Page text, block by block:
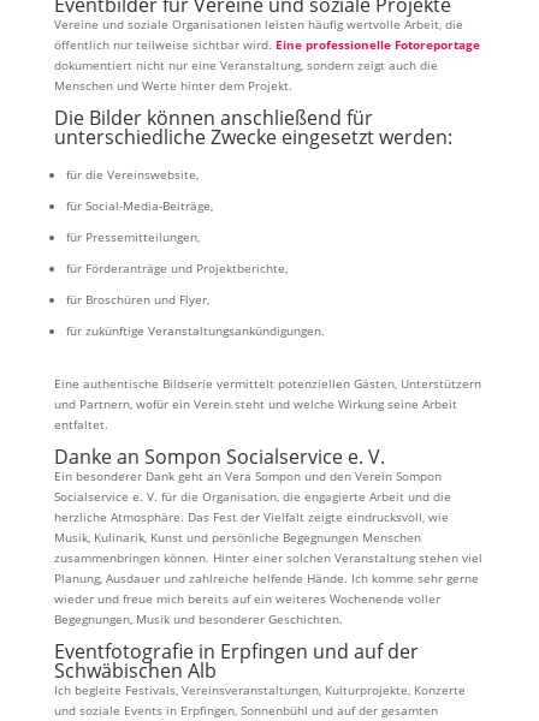
Eventbilder für Vereine und soziale Projekte
Vereine und soziale Organisationen leisten häufig wertvolle Arbeit, die
öffentlich nur teilweise sichtbar wird. Eine professionelle Fotoreportage
dokumentiert nicht nur eine Veranstaltung, sondern zeigt auch die
Menschen und Werte hinter dem Projekt.
Die Bilder können anschließend für
unterschiedliche Zwecke eingesetzt werden:
für die Vereinswebsite,
für Social-Media-Beiträge,
für Pressemitteilungen,
für Förderanträge und Projektberichte,
für Broschüren und Flyer,
für zukünftige Veranstaltungsankündigungen.
Eine authentische Bildserie vermittelt potenziellen Gästen, Unterstützern
und Partnern, wofür ein Verein steht und welche Wirkung seine Arbeit
entfaltet.
Danke an Sompon Socialservice e. V.
Ein besonderer Dank geht an Vera Sompon und den Verein Sompon
Socialservice e. V. für die Organisation, die engagierte Arbeit und die
herzliche Atmosphäre. Das Fest der Vielfalt zeigte eindrucksvoll, wie
Musik, Kulinarik, Kunst und persönliche Begegnungen Menschen
zusammenbringen können. Hinter einer solchen Veranstaltung stehen viel
Planung, Ausdauer und zahlreiche helfende Hände. Ich komme sehr gerne
wieder und freue mich bereits auf ein weiteres Wochenende voller
Begegnungen, Musik und besonderer Geschichten.
Eventfotografie in Erpfingen und auf der
Schwäbischen Alb
Ich begleite Festivals, Vereinsveranstaltungen, Kulturprojekte, Konzerte
und soziale Events in Erpfingen, Sonnenbühl und auf der gesamten